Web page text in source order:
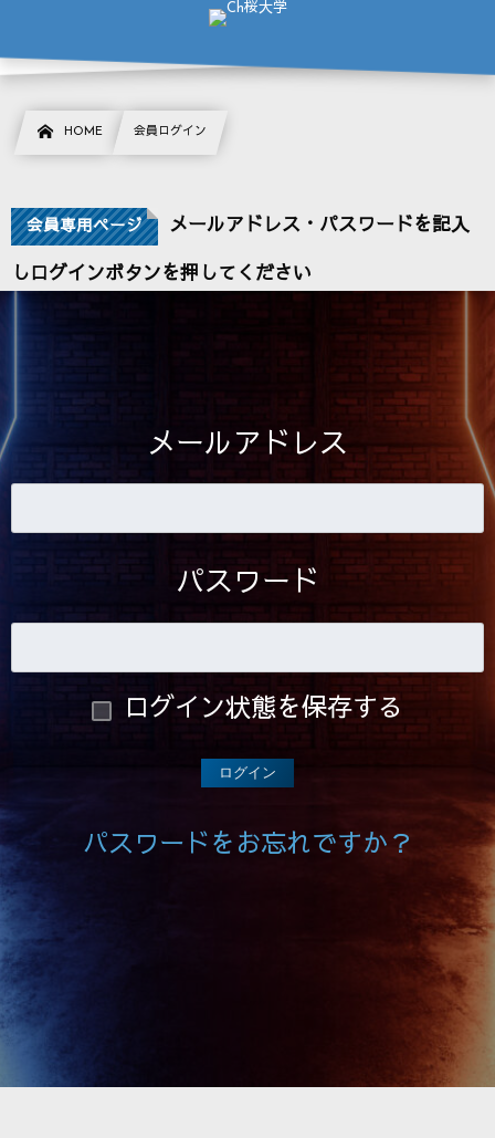
HOME 会員ログイン
会員専用ページ メールアドレス・パスワードを記入
しログインボタンを押してください
メールアドレス
パスワード
ログイン状態を保存する
パスワードをお忘れですか？